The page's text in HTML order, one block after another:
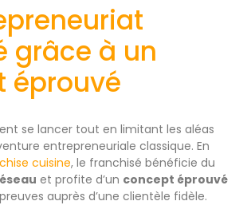
grâce à un
éprouvé
se lancer tout en limitant les aléas
entrepreneuriale classique. En
cuisine, le franchisé bénéficie du
et profite d’un concept éprouvé
auprès d’une clientèle fidèle.